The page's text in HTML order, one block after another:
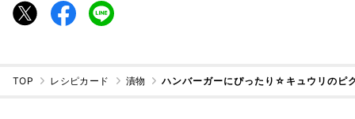
TOP レシピカード 漬物 ハンバーガーにぴったり☆キュウリのピ